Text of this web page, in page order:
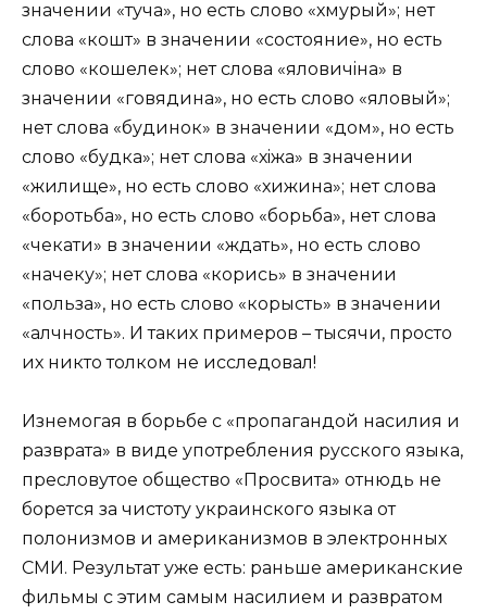
значении «туча», но есть слово «хмурый»; нет
слова «кошт» в значении «состояние», но есть
слово «кошелек»; нет слова «яловичiна» в
значении «говядина», но есть слово «яловый»;
нет слова «будинок» в значении «дом», но есть
слово «будка»; нет слова «хiжа» в значении
«жилище», но есть слово «хижина»; нет слова
«боротьба», но есть слово «борьба», нет слова
«чекати» в значении «ждать», но есть слово
«начеку»; нет слова «корись» в значении
«польза», но есть слово «корысть» в значении
«алчность». И таких примеров – тысячи, просто
их никто толком не исследовал!
Изнемогая в борьбе с «пропагандой насилия и
разврата» в виде употребления русского языка,
пресловутое общество «Просвита» отнюдь не
борется за чистоту украинского языка от
полонизмов и американизмов в электронных
СМИ. Результат уже есть: раньше американские
фильмы с этим самым насилием и развратом